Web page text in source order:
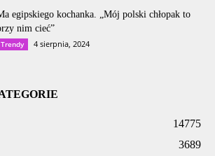
egipskiego kochanka. „Mój polski chłopak to
nim cieć”
Trendy 4 sierpnia, 2024
14775
3689